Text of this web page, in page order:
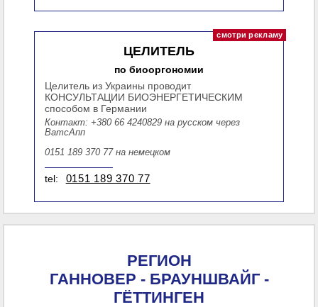
ЦЕЛИТЕЛЬ
по биооргономии
Целитель из Украины проводит
КОНСУЛЬТАЦИИ БИОЭНЕРГЕТИЧЕСКИМ
способом в Германии
Контакт: +380 66 4240829 на русском через
ВатсАпп
0151 189 370 77 на немецком
tel: 0151 189 370 77
РЕГИОН
ГАННОВЕР - БРАУНШВАЙГ -
ГЁТТИНГЕН